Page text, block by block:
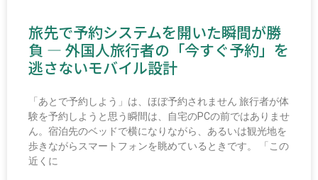
旅先で予約システムを開いた瞬間が勝
負 ― 外国人旅行者の「今すぐ予約」を
逃さないモバイル設計
「あとで予約しよう」は、ほぼ予約されません 旅行者が体
験を予約しようと思う瞬間は、自宅のPCの前ではありませ
ん。宿泊先のベッドで横になりながら、あるいは観光地を
歩きながらスマートフォンを眺めているときです。 「この
近くに